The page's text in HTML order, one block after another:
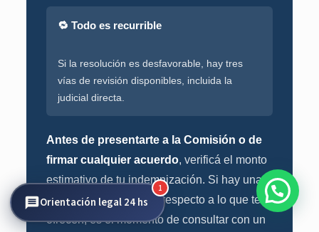
🔁 Todo es recurrible
Si la resolución es desfavorable, hay tres
vías de revisión disponibles, incluida la
judicial directa.
Antes de presentarte a la Comisión o de
firmar cualquier acuerdo, verificá el monto
estimativo de tu indemnización. Si hay una
diferencia significativa respecto a lo que te
ofrecen, es el momento de consultar con un
1
Orientación legal 24 hs